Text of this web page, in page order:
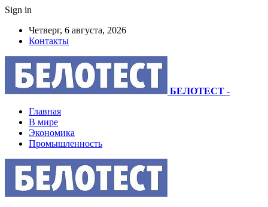
Sign in
Четверг, 6 августа, 2026
Контакты
БЕЛОТЕСТ -
Главная
В мире
Экономика
Промышленность